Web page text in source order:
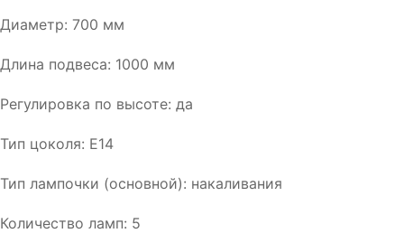
Диаметр: 700 мм
Длина подвеса: 1000 мм
Регулировка по высоте: да
Тип цоколя: E14
Тип лампочки (основной): накаливания
Количество ламп: 5